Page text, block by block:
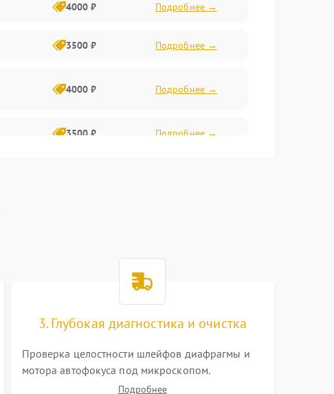
4000 ₽ Подробнее →
3500 ₽ Подробнее →
4000 ₽ Подробнее →
3500 ₽ Подробнее →
3. Глубокая диагностика и очистка
Проверка целостности шлейфов диафрагмы и
мотора автофокуса под микроскопом.
Тестирование работы электромагнитного
Подробнее